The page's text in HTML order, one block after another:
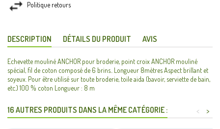
Politique retours
DESCRIPTION DÉTAILS DU PRODUIT AVIS
Echevette mouliné ANCHOR pour broderie, point croix ANCHOR mouliné
spécial, fil de coton composé de 6 brins.. Longueur 8mètres Aspect brillant et
soyeux. Pour être utilisé sur toute broderie, toile aida (bavoir, serviette de bain,
etc.) 100 % coton Longueur : 8 m
16 AUTRES PRODUITS DANS LA MÊME CATÉGORIE : >
<